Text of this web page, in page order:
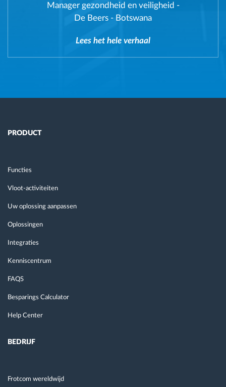
Manager gezondheid en veiligheid -
De Beers - Botswana
Lees het hele verhaal
PRODUCT
Functies
Vloot-activiteiten
Uw oplossing aanpassen
Oplossingen
Integraties
Kenniscentrum
FAQS
Besparings Calculator
Help Center
BEDRIJF
Frotcom wereldwijd